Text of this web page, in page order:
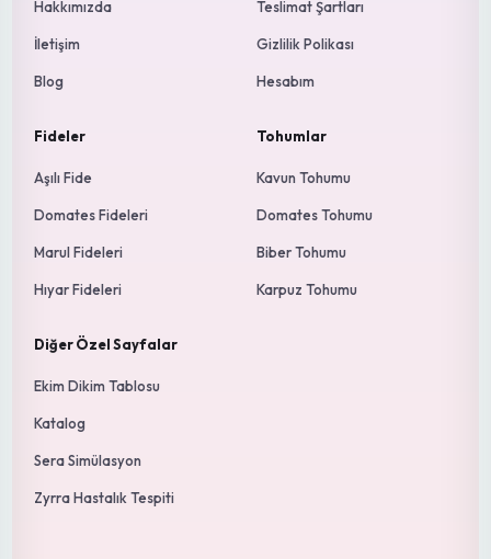
Hakkımızda
İletişim
Blog
Teslimat Şartları
Gizlilik Polikası
Hesabım
Fideler
Aşılı Fide
Domates Fideleri
Marul Fideleri
Hıyar Fideleri
Tohumlar
Kavun Tohumu
Domates Tohumu
Biber Tohumu
Karpuz Tohumu
Diğer Özel Sayfalar
Ekim Dikim Tablosu
Katalog
Sera Simülasyon
Zyrra Hastalık Tespiti